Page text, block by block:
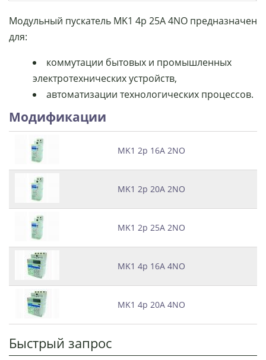
Модульный пускатель MK1 4p 25A 4NO предназначен
для:
коммутации бытовых и промышленных
электротехнических устройств,
автоматизации технологических процессов.
Модификации
MK1 2p 16A 2NO
MK1 2p 20A 2NO
MK1 2p 25A 2NO
MK1 4p 16A 4NO
MK1 4p 20A 4NO
Быстрый запрос